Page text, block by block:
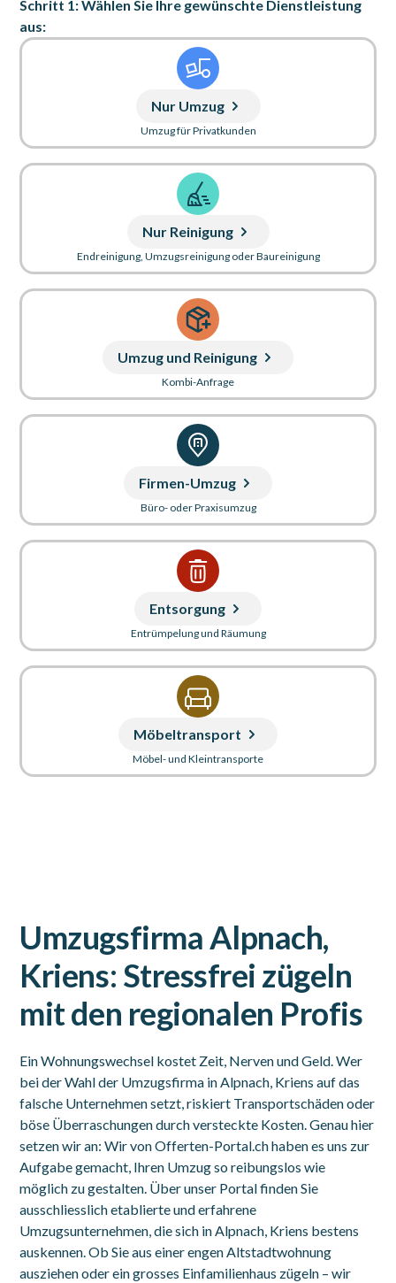
Schritt 1: Wählen Sie Ihre gewünschte Dienstleistung
aus:
Nur Umzug
Umzug für Privatkunden
Nur Reinigung
Endreinigung, Umzugsreinigung oder Baureinigung
Umzug und Reinigung
Kombi-Anfrage
Firmen-Umzug
Büro- oder Praxisumzug
Entsorgung
Entrümpelung und Räumung
Möbeltransport
Möbel- und Kleintransporte
Umzugsfirma Alpnach,
Kriens: Stressfrei zügeln
mit den regionalen Profis
Ein Wohnungswechsel kostet Zeit, Nerven und Geld. Wer
bei der Wahl der Umzugsfirma in Alpnach, Kriens auf das
falsche Unternehmen setzt, riskiert Transportschäden oder
böse Überraschungen durch versteckte Kosten. Genau hier
setzen wir an: Wir von Offerten-Portal.ch haben es uns zur
Aufgabe gemacht, Ihren Umzug so reibungslos wie
möglich zu gestalten. Über unser Portal finden Sie
ausschliesslich etablierte und erfahrene
Umzugsunternehmen, die sich in Alpnach, Kriens bestens
auskennen. Ob Sie aus einer engen Altstadtwohnung
ausziehen oder ein grosses Einfamilienhaus zügeln – wir